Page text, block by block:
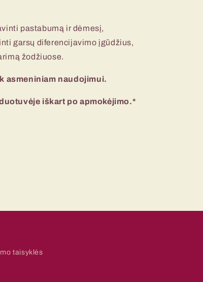
pastabumą ir dėmesį,
garsų diferencijavimo įgūdžius,
žodžiuose.
asmeniniam naudojimui.
iškart po apmokėjimo.*
taisyklės